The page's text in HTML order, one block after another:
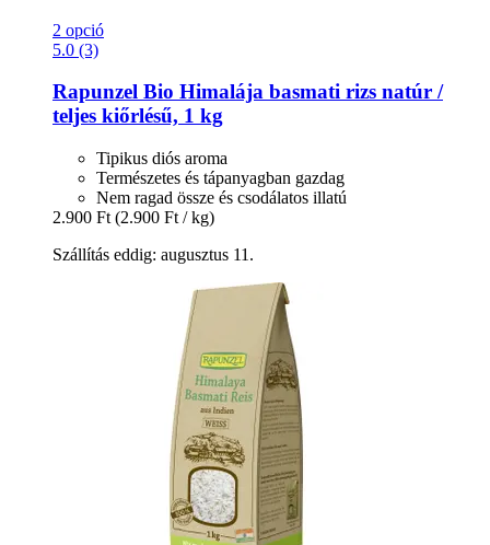
2 opció
5.0 (3)
Rapunzel Bio Himalája basmati rizs natúr /
teljes kiőrlésű, 1 kg
Tipikus diós aroma
Természetes és tápanyagban gazdag
Nem ragad össze és csodálatos illatú
2.900 Ft (2.900 Ft / kg)
Szállítás eddig: augusztus 11.